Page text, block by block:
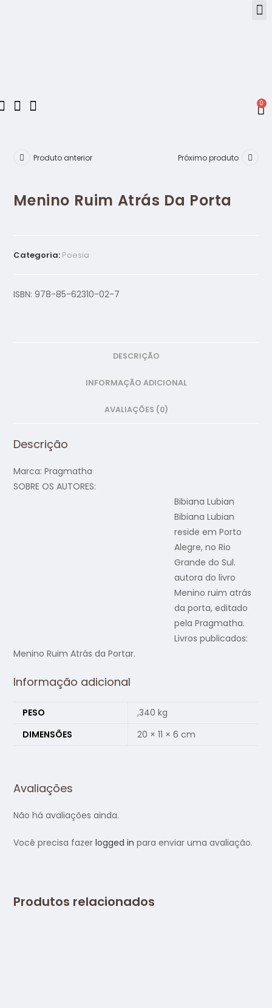
0
Produto anterior Próximo produto
Menino Ruim Atrás Da Porta
Categoria: Poesia
ISBN: 978-85-62310-02-7
DESCRIÇÃO
INFORMAÇÃO ADICIONAL
AVALIAÇÕES (0)
Descrição
Marca: Pragmatha
SOBRE OS AUTORES:
Bibiana Lubian
Bibiana Lubian
reside em Porto
Alegre, no Rio
Grande do Sul.
autora do livro
Menino ruim atrás
da porta, editado
pela Pragmatha.
Livros publicados:
Menino Ruim Atrás da Portar.
Informação adicional
PESO
,340 kg
DIMENSÕES
20 × 11 × 6 cm
Avaliações
Não há avaliações ainda.
Você precisa fazerlogged in para enviar uma avaliação.
Produtos relacionados